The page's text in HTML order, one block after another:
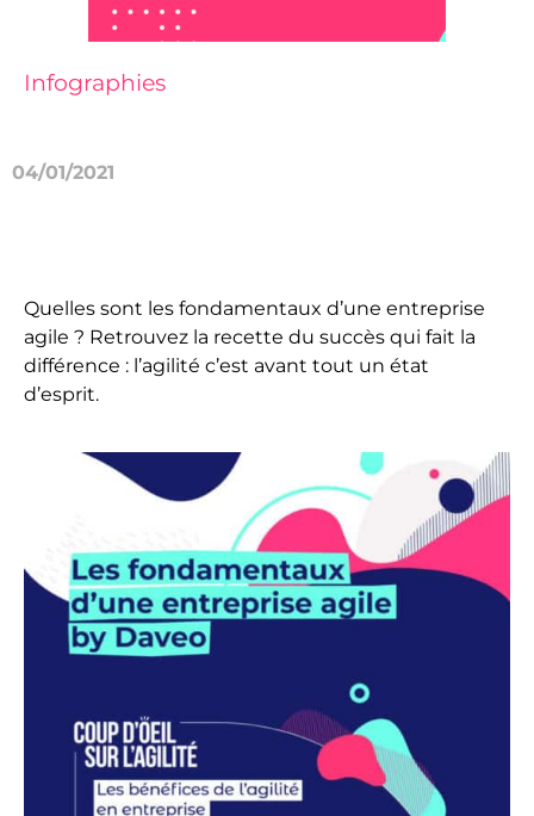
Infographies
04/01/2021
Quelles sont les fondamentaux d’une entreprise
agile ? Retrouvez la recette du succès qui fait la
différence : l’agilité c’est avant tout un état
d’esprit.